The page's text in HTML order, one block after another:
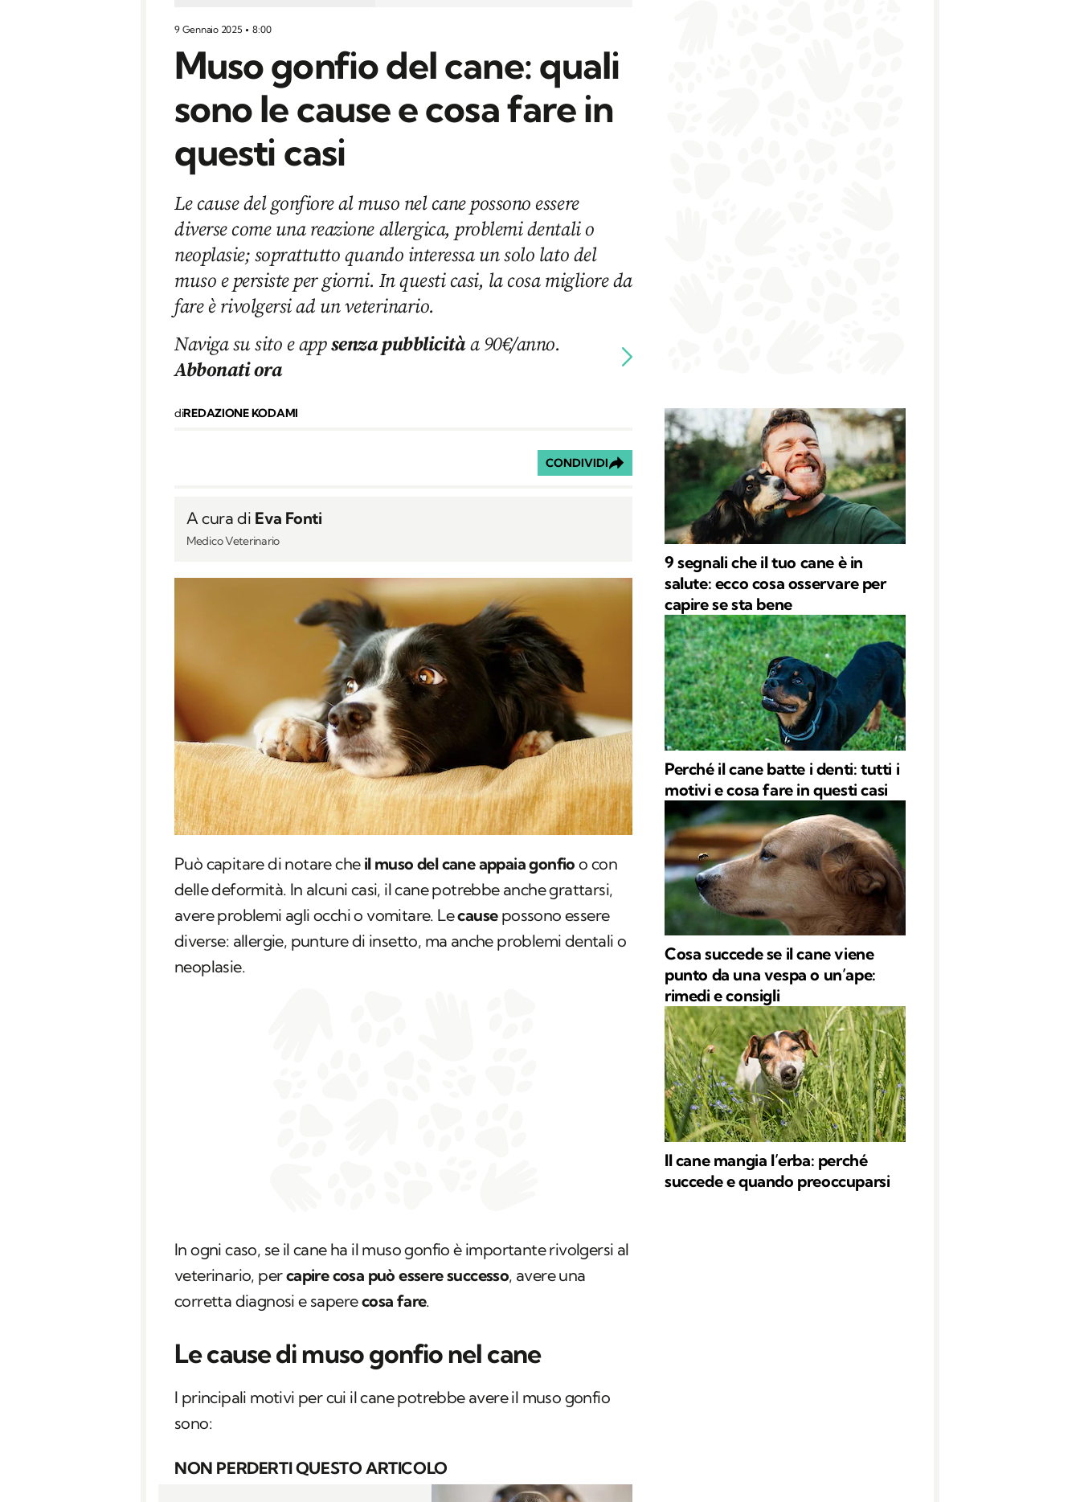
9 Gennaio 2025 8:00
Muso gonfio del cane: quali
sono le cause e cosa fare in
questi casi
Le cause del gonfiore al muso nel cane possono essere
diverse come una reazione allergica, problemi dentali o
neoplasie; soprattutto quando interessa un solo lato del
muso e persiste per giorni. In questi casi, la cosa migliore da
fare è rivolgersi ad un veterinario.
Naviga su sito e appsenza pubblicitàa 90€/anno.
Abbonati ora
diREDAZIONE KODAMI
CONDIVIDI
A cura di Eva Fonti
Medico Veterinario
Può capitare di notare che il muso del cane appaia gonfio o con
delle deformità. In alcuni casi, il cane potrebbe anche grattarsi,
avere problemi agli occhi o vomitare. Lecausepossono essere
diverse: allergie, punture di insetto, ma anche problemi dentali o
neoplasie.
In ogni caso, se il cane ha il muso gonfio è importante rivolgersi al
veterinario, percapire cosa può essere successo, avere una
corretta diagnosi e saperecosa fare.
Le cause di muso gonfio nel cane
I principali motivi per cui il cane potrebbe avere il muso gonfio
sono:
NON PERDERTI QUESTO ARTICOLO
9 segnali che il tuo cane è in
salute: ecco cosa osservare per
capire se sta bene
Perché il cane batte i denti: tutti i
motivi e cosa fare in questi casi
Cosa succede se il cane viene
punto da una vespa o un’ape:
rimedi e consigli
Il cane mangia l’erba: perché
succede e quando preoccuparsi